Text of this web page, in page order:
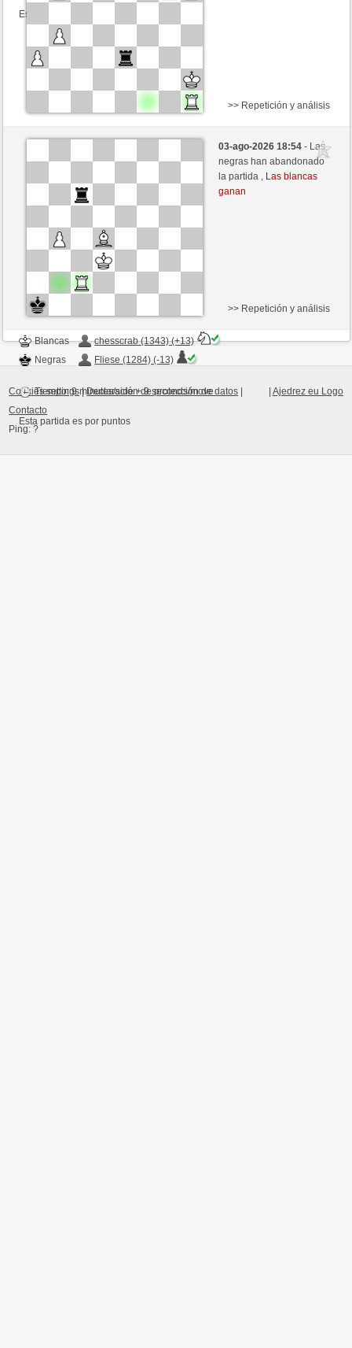
Esta partida es por puntos
Negras
Seph8896 (1190) (+25)
Tiempo: 9 minutes/side + 9 seconds/move
>> Repetición y análisis
03-ago-2026 18:54- Las
negras han abandonado
la partida , Las blancas
ganan
Blancas
chesscrab (1343) (+13)
Negras
Fliese (1284) (-13)
Tiempo: 9 minutes/side + 9 seconds/move
Esta partida es por puntos
>> Repetición y análisis
Contacto
Ping:?